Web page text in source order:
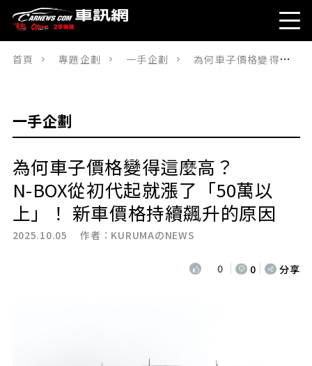
首頁 專題企劃 一手企劃 為何車子價格變得這麼高？ N-BOX從初代起就漲了「50萬以上」！ 新車價格持續飆升的原因
一手企劃
為何車子價格變得這麼高？
N-BOX從初代起就漲了「50萬以
上」！ 新車價格持續飆升的原因
2025.10.05 作者： KURUMAのNEWS
0 0 分享